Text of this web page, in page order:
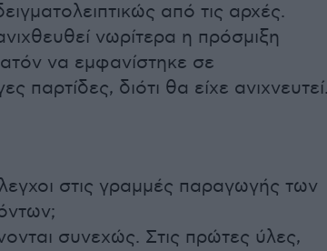
από τις αρχές.
νωρίτερα η πρόσμιξη
να εμφανίστηκε σε
παρτίδες, διότι θα είχε
στις γραμμές παραγωγής των
συνεχώς. Στις πρώτες ύλες,